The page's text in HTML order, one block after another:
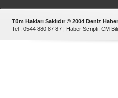
Tüm Hakları Saklıdır © 2004 Deniz Haber
Tel : 0544 880 87 87 | Haber Scripti: CM